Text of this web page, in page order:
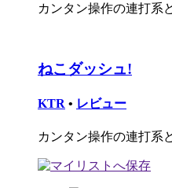
カンタン操作の連打系
ねこダッシュ!
KTR • レビュー
カンタン操作の連打系